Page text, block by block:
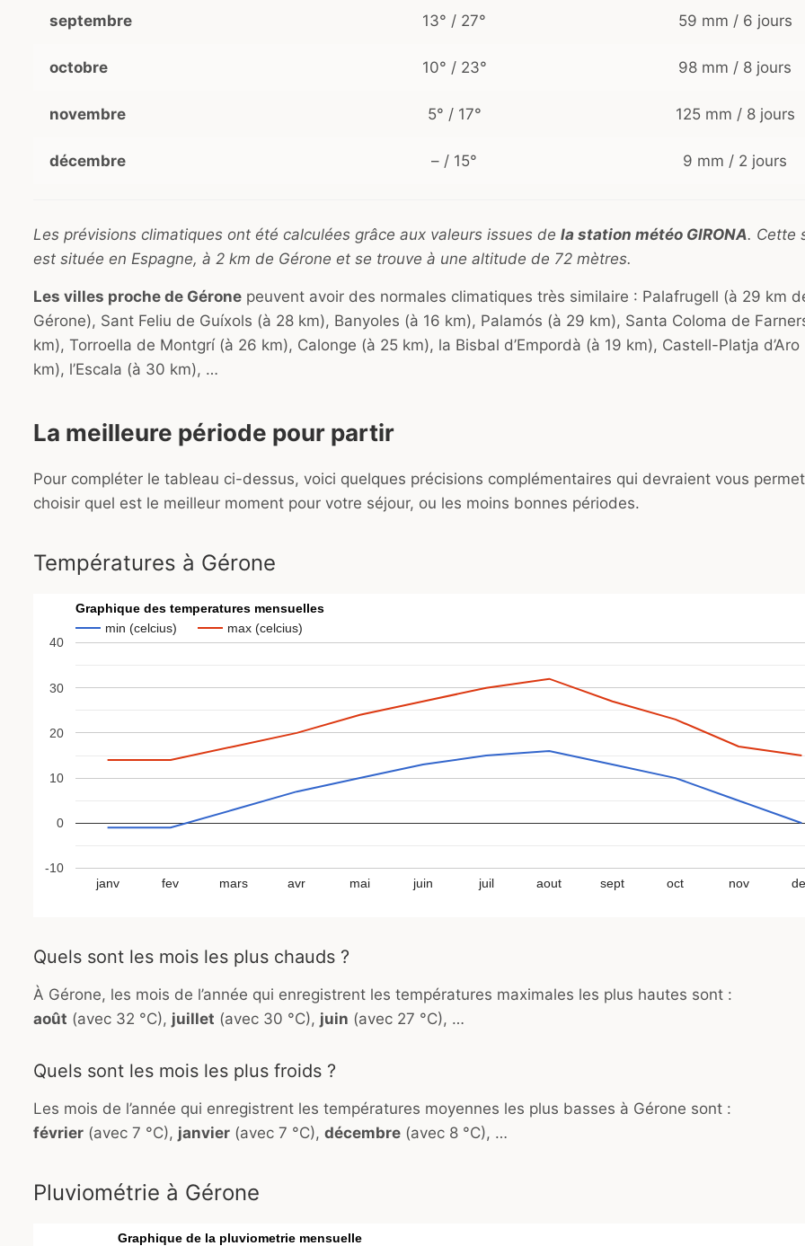
septembre 13° / 27° 59 mm / 6 jours
octobre 10° / 23° 98 mm / 8 jours
novembre 5° / 17° 125 mm / 8 jours
décembre – / 15° 9 mm / 2 jours
Les prévisions climatiques ont été calculées grâce aux valeurs issues de la station météo GIRONA. Cette
est située en Espagne, à 2 km de Gérone et se trouve à une altitude de 72 mètres.
Les villes proche de Gérone peuvent avoir des normales climatiques très similaire : Palafrugell (à 29 km
Gérone), Sant Feliu de Guíxols (à 28 km), Banyoles (à 16 km), Palamós (à 29 km), Santa Coloma de
km), Torroella de Montgrí (à 26 km), Calonge (à 25 km), la Bisbal d’Empordà (à 19 km), Castell-Platja d’Aro
km), l’Escala (à 30 km), …
La meilleure période pour partir
Pour compléter le tableau ci-dessus, voici quelques précisions complémentaires qui devraient vous
choisir quel est le meilleur moment pour votre séjour, ou les moins bonnes périodes.
Températures à Gérone
Graphique des temperatures mensuelles
min (celcius)
max (celcius)
janv fev mars avr mai juin juil aout sept oct nov
-10
0
10
20
30
40
Quels sont les mois les plus chauds ?
À Gérone, les mois de l’année qui enregistrent les températures maximales les plus hautes sont :
août (avec 32 °C), juillet (avec 30 °C), juin (avec 27 °C), …
Quels sont les mois les plus froids ?
Les mois de l’année qui enregistrent les températures moyennes les plus basses à Gérone sont :
février (avec 7 °C), janvier (avec 7 °C), décembre (avec 8 °C), …
Pluviométrie à Gérone
Graphique de la pluviometrie mensuelle